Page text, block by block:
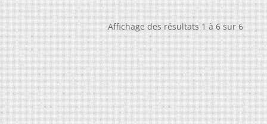
Affichage des résultats 1 à 6 sur 6